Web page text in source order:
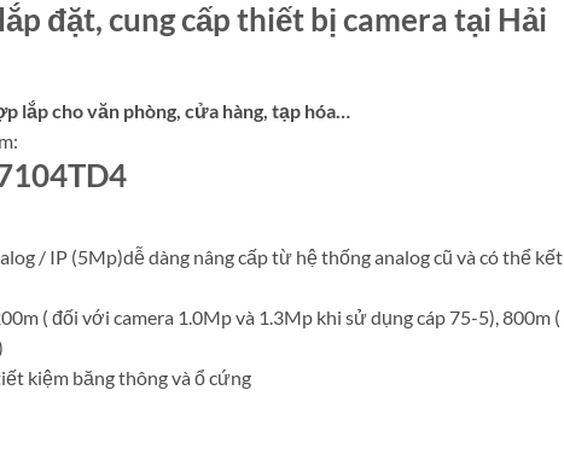
đặt, cung cấp thiết bị camera tại Hải
lắp cho văn phòng, cửa hàng, tạp hóa…
/ IP (5Mp)dễ dàng nâng cấp từ hệ thống analog cũ và có thể kết
( đối với camera 1.0Mp và 1.3Mp khi sử dụng cáp 75-5), 800m (
kiệm băng thông và ổ cứng